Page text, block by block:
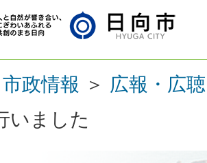
市政情報 ＞ 広報・広聴
いました